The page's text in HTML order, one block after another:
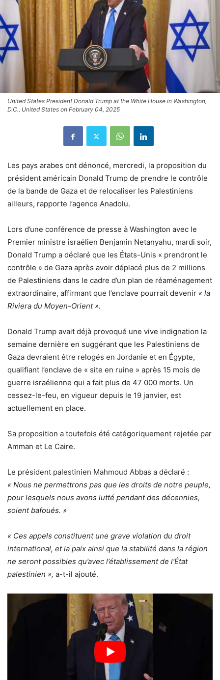
United States President Donald Trump at the White House in Washington,
D.C., United States on February 04, 2025
Les pays arabes ont dénoncé, mercredi, la proposition du
président américain Donald Trump de prendre le contrôle
de la bande de Gaza et de relocaliser les Palestiniens
ailleurs, rapporte l’agence Anadolu.
Lors d’une conférence de presse à Washington avec le
Premier ministre israélien Benjamin Netanyahu, mardi soir,
Donald Trump a déclaré que les États-Unis « prendront le
contrôle » de Gaza après avoir déplacé plus de 2 millions
de Palestiniens dans le cadre d’un plan de réaménagement
extraordinaire, affirmant que l’enclave pourrait devenir « la
Riviera du Moyen-Orient ».
Donald Trump avait déjà provoqué une vive indignation la
semaine dernière en suggérant que les Palestiniens de
Gaza devraient être relogés en Jordanie et en Égypte,
qualifiant l’enclave de « site en ruine » après 15 mois de
guerre israélienne qui a fait plus de 47 000 morts. Un
cessez-le-feu, en vigueur depuis le 19 janvier, est
actuellement en place.
Sa proposition a toutefois été catégoriquement rejetée par
Amman et Le Caire.
Le président palestinien Mahmoud Abbas a déclaré :
« Nous ne permettrons pas que les droits de notre peuple,
pour lesquels nous avons lutté pendant des décennies,
soient bafoués. »
« Ces appels constituent une grave violation du droit
international, et la paix ainsi que la stabilité dans la région
ne seront possibles qu’avec l’établissement de l’État
palestinien », a-t-il ajouté.